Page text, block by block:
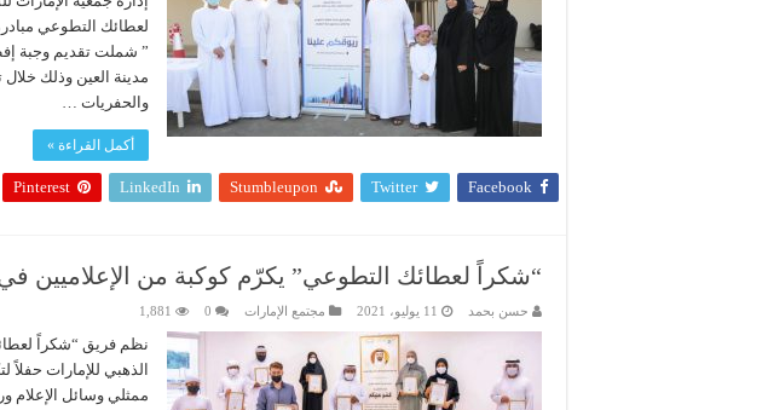
لعطائك التطوعي
مدينة العين وذلك
والحفريات …
أكمل القراءة »
Facebook
Twitter
Stumbleupon
LinkedIn
Pinterest
“شكراً لعطائك التطوعي” يكرّم كوكبة من الإعلاميين
حسن بحمد 11 يوليو، 2021 مجتمع الإمارات 0
1,881
نظم فريق “شكراً
ممثلي وسائل الإعلام